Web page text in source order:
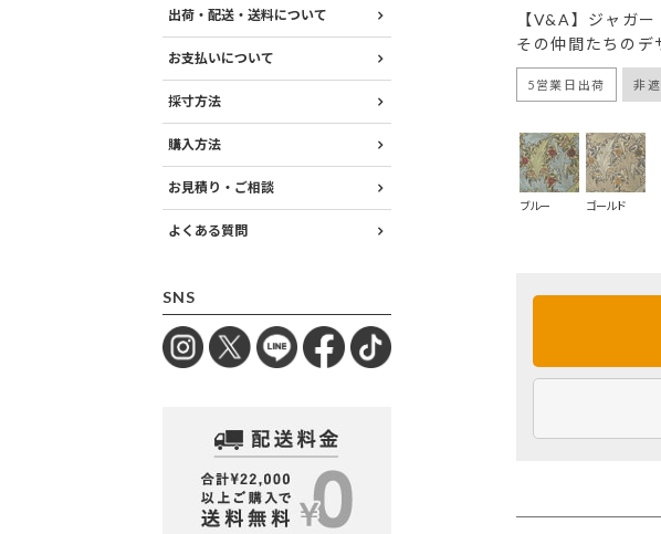
出荷・配送・送料について
お支払いについて
採寸方法
購入方法
お見積り・ご相談
よくある質問
SNS
【V&A】ジャガ
その仲間たちのデ
5営業日出荷 非
ブルー ゴールド